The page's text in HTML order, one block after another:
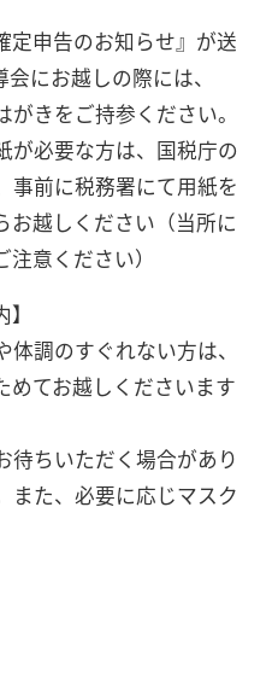
申告のお知らせ』が送
にお越しの際には、
がきをご持参ください。
必要な方は、国税庁の
事前に税務署にて用紙を
お越しください（当所に
意ください）
調のすぐれない方は、
めてお越しくださいます
待ちいただく場合があり
また、必要に応じマスク